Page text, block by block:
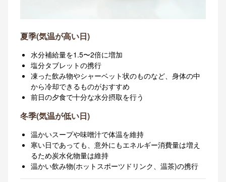
夏季(気温が高い日)
水分補給量を1.5〜2倍に増加
塩分タブレットの携行
凍った飲み物やシャーベット状のものなど、身体の中
から冷却できるものがおすすめ
前日の夕食で十分な水分摂取を行う
冬季(気温が低い日)
温かいスープや味噌汁で体温を維持
寒い日であっても、意外にもエネルギー消費量は増え
るため炭水化物量は維持
温かい飲み物(ホットスポーツドリンク、温茶)の携行